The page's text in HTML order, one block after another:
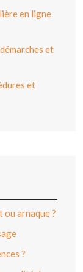
en ligne
et
et
ou arnaque ?
?